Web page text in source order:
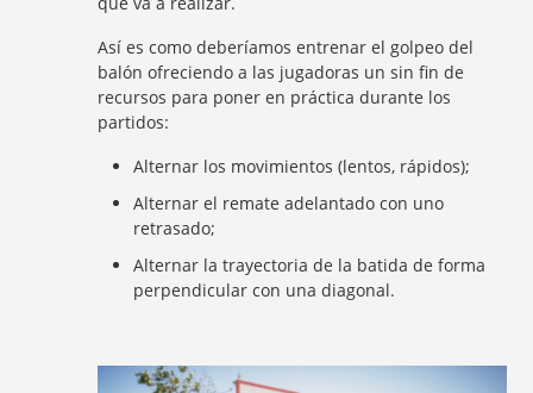
Así es como deberíamos entrenar el golpeo del
balón ofreciendo a las jugadoras un sin fin de
recursos para poner en práctica durante los
partidos:
Alternar los movimientos (lentos, rápidos);
Alternar el remate adelantado con uno
retrasado;
Alternar la trayectoria de la batida de forma
perpendicular con una diagonal.